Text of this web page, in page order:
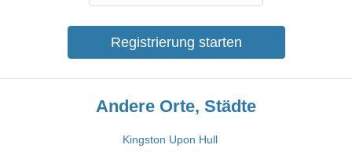
Registrierung starten
Andere Orte, Städte
Kingston Upon Hull